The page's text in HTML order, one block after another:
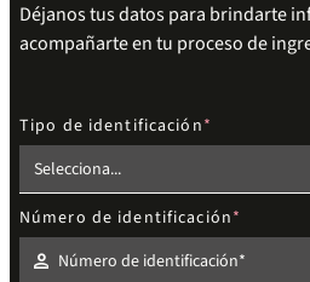
Déjanos tus datos para brindarte
acompañarte en tu proceso de
Tipo de identificación
Número de identificación